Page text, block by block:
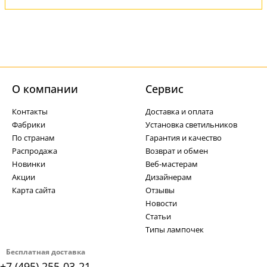
Бесплатная доставка
О компании
Контакты
Фабрики
По странам
Распродажа
Новинки
Акции
Карта сайта
Cервис
Доставка и оплата
Установка светильников
Гарантия и качество
Возврат и обмен
Веб-мастерам
Дизайнерам
Отзывы
Новости
Статьи
Типы лампочек